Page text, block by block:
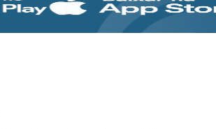
rastreabilidade e
rigor técnico para